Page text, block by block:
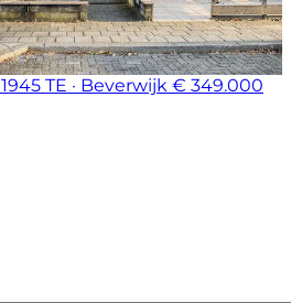
1945 TE · Beverwijk € 349.000